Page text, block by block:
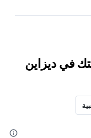
في ديزاين